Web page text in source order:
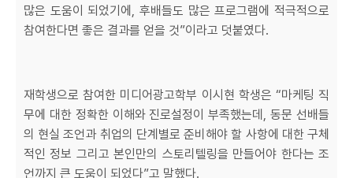
많은 도움이 되었기에, 후배들도 많은 프로그램에 적극적으로
참여한다면 좋은 결과를 얻을 것”이라고 덧붙였다.
재학생으로 참여한 미디어광고학부 이시현 학생은 “마케팅 직
무에 대한 정확한 이해와 진로설정이 부족했는데, 동문 선배들
의 현실 조언과 취업의 단계별로 준비해야 할 사항에 대한 구체
적인 정보 그리고 본인만의 스토리텔링을 만들어야 한다는 조
언까지 큰 도움이 되었다”고 말했다.